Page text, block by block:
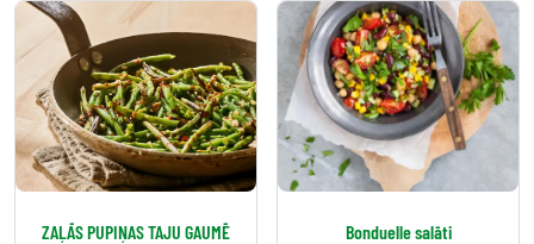
ZAĻĀS PUPIŅAS TAJU GAUMĒ Bonduelle salāti